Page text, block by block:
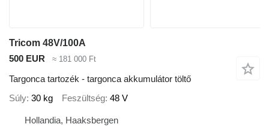
Tricom 48V/100A
500 EUR
≈ 181 000 Ft
Targonca tartozék - targonca akkumulátor töltő
Súly 30 kg Feszültség 48 V
Hollandia, Haaksbergen